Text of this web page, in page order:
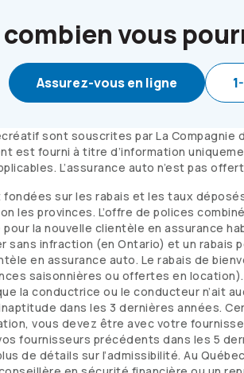
combien vous
Assurez-vous en ligne
sont souscrites par La Compagnie
est fourni à titre d’information
L’assurance auto n’est pas
sur les rabais et les taux
les provinces. L’offre de polices
la nouvelle clientèle en assurance
infraction (en Ontario) et un rabais
en assurance auto. Le rabais de
saisonnières ou offertes en
la conductrice ou le conducteur n’ait
dans les 3 dernières années.
vous devez être avec votre
fournisseurs précédents dans les 5
de détails sur l’admissibilité. Au